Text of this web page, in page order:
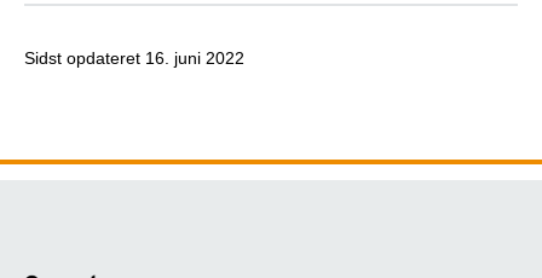
Sidst opdateret 16. juni 2022